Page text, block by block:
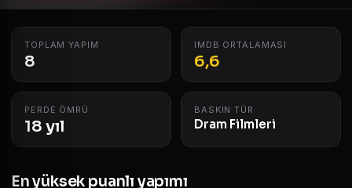
TOPLAM YAPIM
8
IMDB ORTALAMASI
6,6
PERDE ÖMRÜ
18 yıl
BASKIN TÜR
Dram Filmleri
En yüksek puanlı yapımı